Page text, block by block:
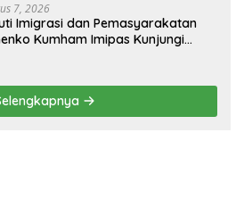
7, 2026
Imigrasi dan Pemasyarakatan
Kumham Imipas Kunjungi